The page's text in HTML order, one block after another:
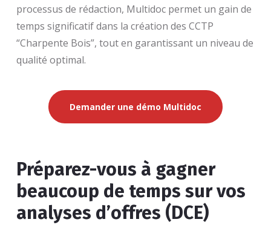
processus de rédaction, Multidoc permet un gain de
temps significatif dans la création des CCTP
“Charpente Bois”, tout en garantissant un niveau de
qualité optimal.
Demander une démo Multidoc
Préparez-vous à gagner
beaucoup de temps sur vos
analyses d’offres (DCE)